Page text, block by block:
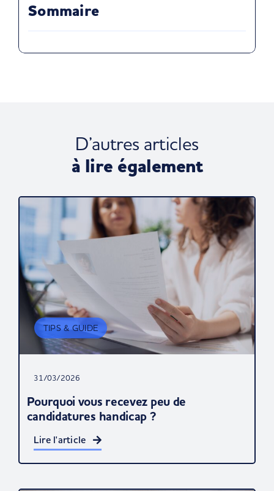
Sommaire
D’autres articles
à lire également
TIPS & GUIDE
31/03/2026
Pourquoi vous recevez peu de
candidatures handicap ?
Lire l'article